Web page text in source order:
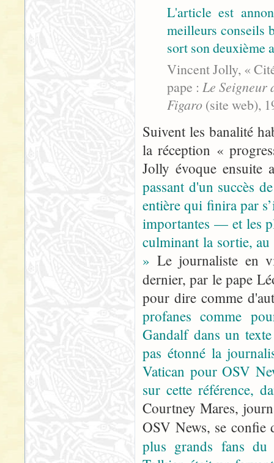
L'article est
meilleurs conseils
sort son deuxième
Vincent Jolly, «
pape : Le Seigneur
Figaro (site web),
Suivent les banalité
la réception «
Jolly évoque ensuite
passant d'un succès
entière qui finira par
importantes — et les
culminant la sortie, au
» Le journaliste en
dernier, par le pape
pour dire comme
profanes comme
Gandalf dans un
pas étonné la
Vatican pour OSV
sur cette référence,
Courtney Mares,
OSV News, se
plus grands fans du